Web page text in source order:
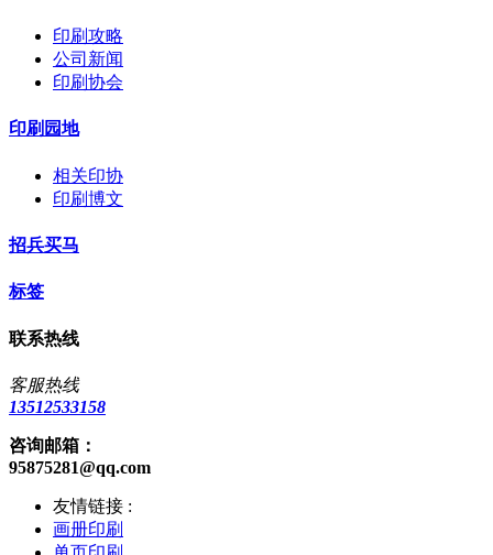
印刷攻略
公司新闻
印刷协会
印刷园地
相关印协
印刷博文
招兵买马
标签
联系热线
客服热线
13512533158
咨询邮箱：
95875281@qq.com
友情链接 :
画册印刷